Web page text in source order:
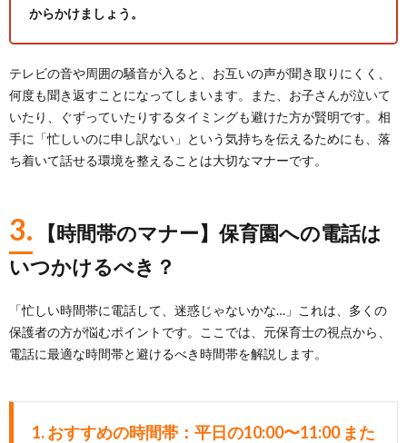
からかけましょう。
テレビの音や周囲の騒音が入ると、お互いの声が聞き取りにくく、
何度も聞き返すことになってしまいます。また、お子さんが泣いて
いたり、ぐずっていたりするタイミングも避けた方が賢明です。相
手に「忙しいのに申し訳ない」という気持ちを伝えるためにも、落
ち着いて話せる環境を整えることは大切なマナーです。
3.
【時間帯のマナー】保育園への電話は
いつかけるべき？
「忙しい時間帯に電話して、迷惑じゃないかな…」これは、多くの
保護者の方が悩むポイントです。ここでは、元保育士の視点から、
電話に最適な時間帯と避けるべき時間帯を解説します。
1.おすすめの時間帯：平日の10:00〜11:00 また